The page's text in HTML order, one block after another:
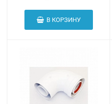
В КОРЗИНУ